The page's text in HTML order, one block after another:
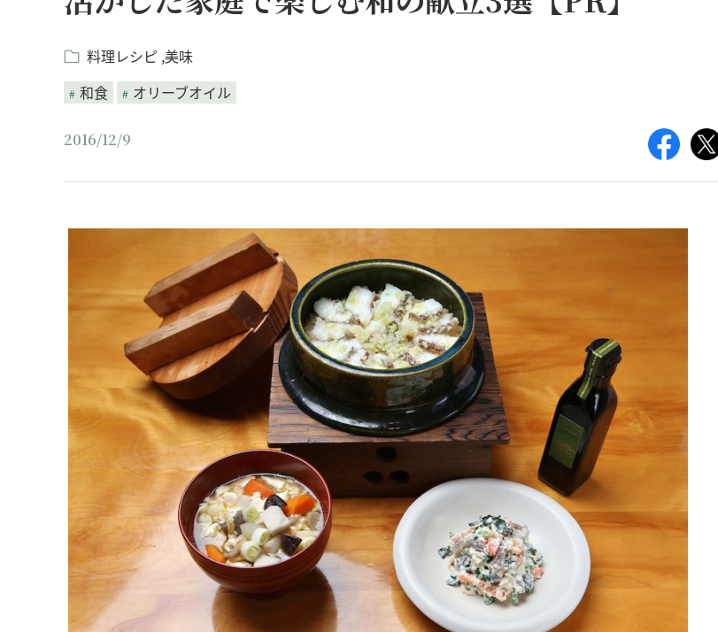
料理レシピ 美味
和食
オリーブオイル
2016/12/9